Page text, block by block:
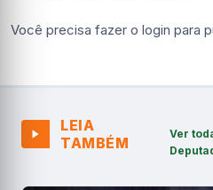
Você precisa fazer o login para
LEIA
TAMBÉM
Ver